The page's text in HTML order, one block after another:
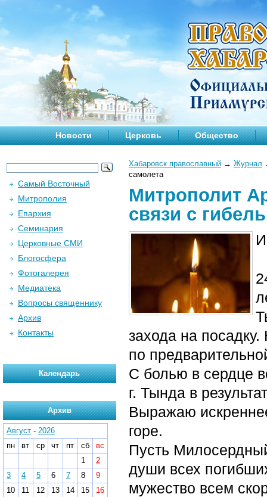
Новости Церковь Общество
Хабаровск православный → Журнал
самолета
Митрополит
связи с
захода на
по
С болью в сердце
г. Тында в
Выражаю
горе.
Пусть
души всех
мужество всем
Самый Восточный
Митрополия
Епархия
Семинария
Церковные СМИ
Блогосфера
Фотогалерея
Медиатека
Вопросы священнику
Архив
Контакты
Календарь
Архив
Август - 2026
пн
вт ср чт пт сб
вс
1
2
3
4 5 6 7 8
9
10
11 12 13 14 15
16